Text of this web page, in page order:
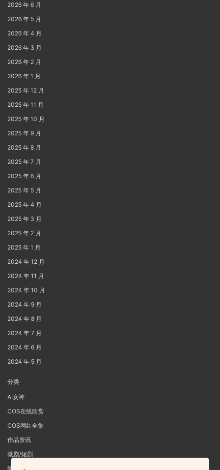
2026 年 6 月
2026 年 5 月
2026 年 4 月
2026 年 3 月
2026 年 2 月
2026 年 1 月
2025 年 12 月
2025 年 11 月
2025 年 10 月
2025 年 9 月
2025 年 8 月
2025 年 7 月
2025 年 6 月
2025 年 5 月
2025 年 4 月
2025 年 3 月
2025 年 2 月
2025 年 1 月
2024 年 12 月
2024 年 11 月
2024 年 10 月
2024 年 9 月
2024 年 8 月
2024 年 7 月
2024 年 6 月
2024 年 5 月
分类
AI女神
COS在线欣赏
COS网红全集
作品资讯
微剧/短剧
微密圈